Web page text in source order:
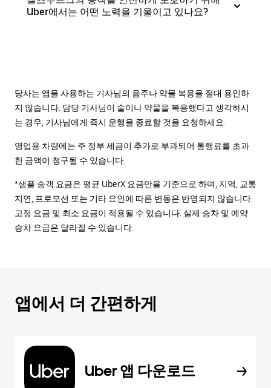
Uber에서는 어떤 노력을 기울이고 있나요?
당사는 앱을 사용하는 기사님의 음주나 약물 복용을 절대 용인하
지 않습니다. 담당 기사님이 술이나 약물을 복용했다고 생각하시
는 경우, 기사님에게 즉시 운행을 종료할 것을 요청하세요.
영업용 차량에는 주 정부 세금이 추가로 부과되어 통행료를 초과
한 금액이 청구될 수 있습니다.
*샘플 승객 요금은 평균 UberX 요금만을 기준으로 하며, 지역, 교통
지연, 프로모션 또는 기타 요인에 따른 변동은 반영되지 않습니다.
고정 요금 및 최소 요금이 적용될 수 있습니다. 실제 승차 및 예약
승차 요금은 달라질 수 있습니다.
앱에서 더 간편하게
Uber 앱 다운로드